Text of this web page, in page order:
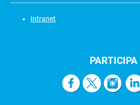
Intranet
PARTICIPA